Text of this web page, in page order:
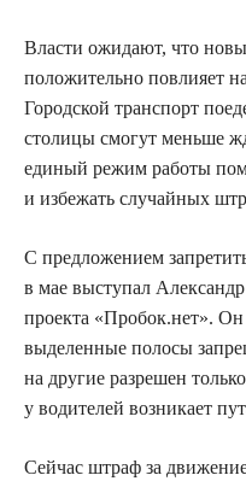
Власти ожидают, что
положительно повлияет
Городской транспорт
столицы смогут меньше
единый режим работы
и избежать случайных
С предложением
в мае выступал
проекта «Пробок.нет».
выделенные полосы
на другие разрешен
у водителей возникает
Сейчас штраф за